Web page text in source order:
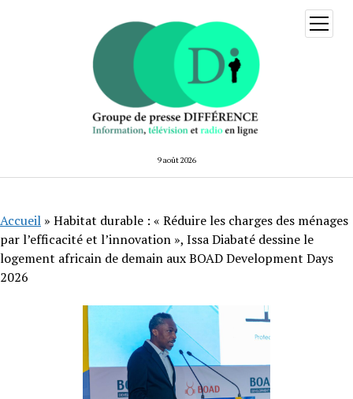
9 août 2026
ouvrir
menu
Accueil » Habitat durable : « Réduire les charges des ménages
par l’efficacité et l’innovation », Issa Diabaté dessine le
logement africain de demain aux BOAD Development Days
2026